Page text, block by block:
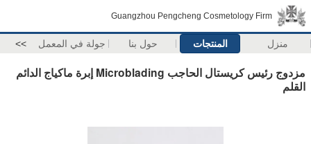
Guangzhou Pengcheng Cosmetology Firm
منزل المنتجات حول بنا جولة في المعمل >>
مزدوج رئيس كريستال الحاجب Microblading إبرة ماكياج الدائم
القلم